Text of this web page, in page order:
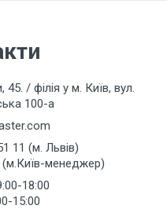
45. / філія у м. Київ, вул.
100-а
11 (м. Львів)
(м.Київ-менеджер)
18:00
15:00